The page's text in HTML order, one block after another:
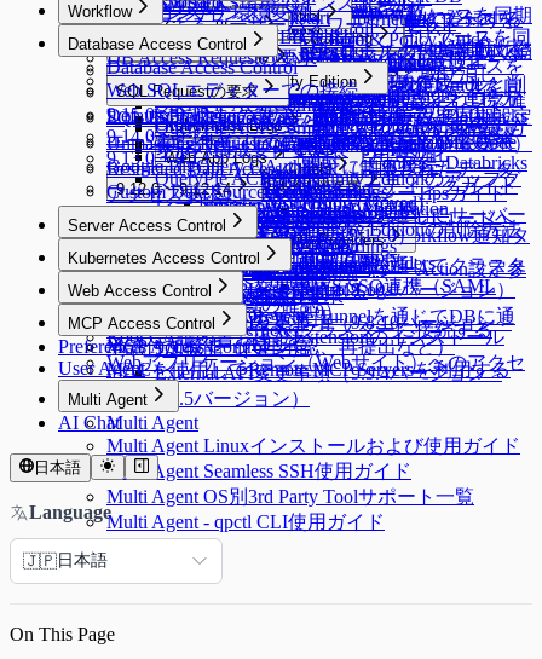
別テンプレート変数
ウント削除機能
Custom Attribute
Authentication
Okta連携
LDAP連携
AWS SSO連携
Google SAML連携
Multi-Factor Authentication設定
Provisioning
Provisioning
Provisioning有効化
[Okta] プロビジョニング連携ガ
イド
Splunk連携
Secret Store連携
Email連携
Event Callback連携
OAuth 2.0を使用するための
Google Cloud API連携
Slack DM連携
Slack DM連携
Slack DM - Workflow通知タ
イプ
OAuth Client Application
Identity Providers
Identity Providers
AWS SSO連携（SAML
2.0）
LLM Provider設定
MaintenanceMS AzureからDBリソースを同期
する
Google CloudからDBリソースを
同期する
Dry Run機能でクラウド同期設定
を確認する
DocumentDB専用ガイド
Google BigQuery OAuth認証設定
AWS Athena専用ガイド
Custom Data Source設定とログ確
認
Kerberos Configurations
Custom JDBC Configs
Custom JDBC Configs
QSI Parser Selection
Custom JDBC Configs - Databricks
例
Custom JDBC Configs - Databricks
例
Privilege Type Mapping
Data Masking
Sensitive Data
Policy Exception
Query Rules
Ledger Table Policy
Ledger Approval Rules
(New) Policy Management
Data Paths
Data Policies
Exception Management
Monitoring
Monitoring
Running Queries
Proxy Management
期する
Azureからサーバーリソースを同
期する
GCPからサーバーリソースを同
期する
個別サーバーを手動で登録する
Server Groups
Server Groups
サーバーをグループで管理する
Server Agents for RDP
Server Agents for RDP
Server Agentのインストールと削
除
ProxyJump Configurations
ProxyJump Configurations
ProxyJump作成
Account Management
Password Provisioning
Password Provisioning
パスワード変更Job作成
Access Control
Access Control
Permissionsの付与と取り消し
Roleの付与と取り消し
Server Privilegeの付与
Roles
Policies
Policies
サーバーアクセスポリシー設定
Server Proxy使用有効化
Command Templates
Blocked Accounts
AWSからKubernetesリソースを
同期する
Clusters
Clusters
Kubernetesクラスターを手動で登
録する
Access Control
Access Control
Kubernetesロールの付与と取り消
し
Roles
Roles
Kubernetesロール設定
Policies
Policies
Kubernetesポリシー設定
KubernetesポリシーYAML Code
構文ガイド
KubernetesポリシーTipsガイド
KubernetesポリシーUIコードヘ
ルパーガイド
KubernetesポリシーAction設定参
考ガイド
Access Control
Access Control
ロールの付与と取り消し
Roles
Policies
WAC Quickstart
[~10.2.7] WAC Role & Policy Guide
[10.2.8~] WAC RBAC Guide
[10.3.0 ~] WAC JIT権限取得Guide
Root CA証明書インストールガイド
Web App ConfigurationsでWAC初期設
定
WACトラブルシューティングガイド
WAC FAQ
Reports
Reports
Audit Log Export
General Logs
General Logs
User Access History
Activity Logs
Admin Role History
Workflow Logs
Reverse Tunnels
Reverse Tunnels
Reverse Tunnelを通じてサーバー
に通信する
Reverse Tunnelを通じてクラスタ
ーに通信する
Reverse Tunnelを通じてDBに通
信する
AI Chat Audit
Database Logs
Database Logs
DB Access History
Query Audit
Running Queries
DML Snapshots
Account Lock History
Access Control Logs
Policy Audit Logs
Policy Exception Logs
Server Logs
Server Logs
Server Access History
Command Audit
Session Logs
Session Monitoring (Moved)
Access Control Logs
Server Role History
Account Lock History
Kubernetes Logs
Kubernetes Logs
Request Audit
Pod Session Recordings
Kubernetes Role History
Web App Logs
Web App Logs
Web Access History
Web Event Audit
User Activity Recordings
Web App Role History
JIT Access Control Logs
MCP
MCP
Request Audit
MCP Server Role History
9.20.0 ~ 9.20.2
9.19.0
9.18.0 ~ 9.18.3
9.17.0 ~ 9.17.1
9.16.0 ~ 9.16.4
9.15.0 ~ 9.15.4
9.14.0 ~ 9.14.3
9.13.0 ~ 9.13.5
9.12.0 ~ 9.12.14
9.12.0 ~ 9.12.14
メニュー改善ガイド（9.12.0）
9.11.0 ~ 9.11.5
9.10.0 ~ 9.10.4
9.10.0 ~ 9.10.4
External API変更事項（9.10.0バージョン）
9.9.0 ~ 9.9.8
9.9.0 ~ 9.9.8
External API変更事項（9.8.10バージョン >
9.9.4バージョン）
External API変更事項（9.9.4バージョン >
9.9.5バージョン）
9.8.0 ~ 9.8.12
コンテナ環境変数
QUERYPIE_WEB_URL
DB_MAX_CONNECTION_SIZE最適化
ライセンスインストール
サーバ構成要件
サーバ構成要件
Public Cloud運用サーバ要件
On-Premise VM要件
サーバ構成要件要約表
QueryPie ACP Community Edition
QueryPie ACP Community Edition
QueryPie ACP Community Edition 初期設定ガ
イド
QueryPie ACP Community Editionのアップグ
レード方法
QueryPie ACP Community Editionの削除方法
MCP設定ガイド
Emailによるユーザーパスワードリセット
Workflow
Workflow
DB Access Requestの要求
SQL Requestの要求
SQL Request要求
実行計画（Explain）機能の使用
SQL Export Requestの要求
Unmasking Requestの要求（マスキング解除要求）
Restricted Data Accessの要求（制限されたデータ
アクセス要求）
Server Access Requestの要求
Server Privilege Requestの要求
Access Role Requestの要求
IP Registration Requestの要求
DBポリシー例外の要求
承認付加機能（代理承認、再提出など）
Database Access Control
Database Access Control
Web SQLエディターでの接続
Default Privilegeの設定
エージェントなしでのプロキシ接続
Google BigQuery OAuth認証による接続
Custom Data Sourceへの接続
Server Access Control
Server Access Control
認証されたサーバーへの接続
Webターミナルの使用
Web SFTPの使用
Kubernetes Access Control
Kubernetes Access Control
アクセス権限一覧の確認
Web ClientでKubernetesクラスターに接続する
Web Access Control
Web Access Control
Root CA証明書およびExtensionのインストール
Webアプリケーション（Webサイト）へのアクセ
ス
MCP Access Control
MCP Access Control
MACを使用してRemote MCP Serversを利用する
Preferences
User Agent
Multi Agent
Multi Agent
Multi Agent Linuxインストールおよび使用ガイド
Multi Agent Seamless SSH使用ガイド
Multi Agent OS別3rd Party Toolサポート一覧
Multi Agent - qpctl CLI使用ガイド
AI Chat
日本語
Language
🇯🇵日本語
On This Page